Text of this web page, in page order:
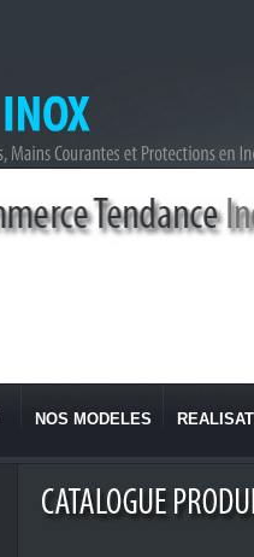
NOS MODELES